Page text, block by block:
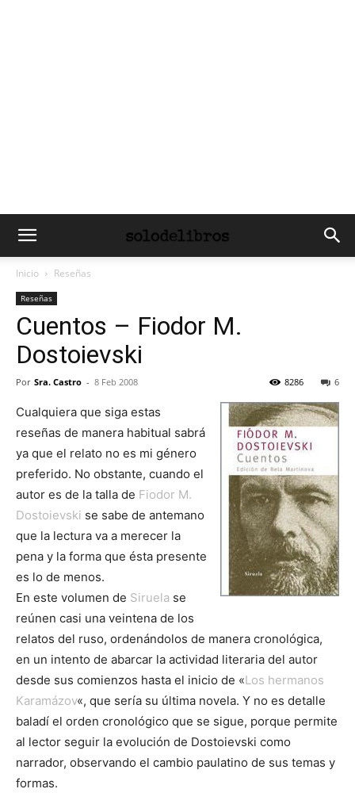
Inicio Reseñas
Reseñas
Cuentos – Fiodor M.
Dostoievski
Por Sra. Castro - 8 Feb 2008 6
8286
Cualquiera que siga estas
reseñas de manera habitual sabrá
ya que el relato no es mi género
preferido. No obstante, cuando el
autor es de la talla de Fiodor M.
Dostoievski se sabe de antemano
que la lectura va a merecer la
pena y la forma que ésta presente
es lo de menos.
En este volumen de Siruela se
reúnen casi una veintena de los
relatos del ruso, ordenándolos de manera cronológica,
en un intento de abarcar la actividad literaria del autor
desde sus comienzos hasta el inicio de «Los hermanos
Karamázov«, que sería su última novela. Y no es detalle
baladí el orden cronológico que se sigue, porque permite
al lector seguir la evolución de Dostoievski como
narrador, observando el cambio paulatino de sus temas y
formas.